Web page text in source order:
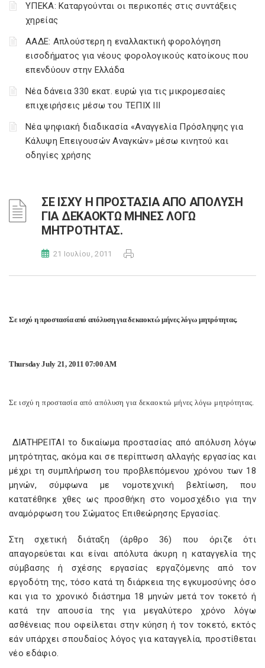
ΥΠΕΚΑ: Καταργούνται οι περικοπές στις συντάξεις
χηρείας
ΑΑΔΕ: Απλούστερη η εναλλακτική φορολόγηση
εισοδήματος για νέους φορολογικούς κατοίκους που
επενδύουν στην Ελλάδα
Νέα δάνεια 330 εκατ. ευρώ για τις μικρομεσαίες
επιχειρήσεις μέσω του ΤΕΠΙΧ ΙΙΙ
Νέα ψηφιακή διαδικασία «Αναγγελία Πρόσληψης για
Κάλυψη Επειγουσών Αναγκών» μέσω κινητού και
οδηγίες χρήσης
ΣΕ ΙΣΧΥ Η ΠΡΟΣΤΑΣΙΑ ΑΠΟ ΑΠΟΛΥΣΗ
ΓΙΑ ΔΕΚΑΟΚΤΩ ΜΗΝΕΣ ΛΟΓΩ
ΜΗΤΡΟΤΗΤΑΣ.
21 Ιουλίου, 2011
Σε ισχύ η προστασία από απόλυση για δεκαοκτώ μήνες λόγω μητρότητας.
Thursday July 21, 2011 07:00 AM
Σε ισχύ η προστασία από απόλυση για δεκαοκτώ μήνες λόγω μητρότητας.
ΔIATHPEITAI το δικαίωμα προστασίας από απόλυση λόγω
μητρότητας, ακόμα και σε περίπτωση αλλαγής εργασίας και
μέχρι τη συμπλήρωση του προβλεπόμενου χρόνου των 18
μηνών, σύμφωνα με νομοτεχνική βελτίωση, που
κατατέθηκε χθες ως προσθήκη στο νομοσχέδιο για την
αναμόρφωση του Σώματος Επιθεώρησης Εργασίας.
Στη σχετική διάταξη (άρθρο 36) που όριζε ότι
απαγορεύεται και είναι απόλυτα άκυρη η καταγγελία της
σύμβασης ή σχέσης εργασίας εργαζόμενης από τον
εργοδότη της, τόσο κατά τη διάρκεια της εγκυμοσύνης όσο
και για το χρονικό διάστημα 18 μηνών μετά τον τοκετό ή
κατά την απουσία της για μεγαλύτερο χρόνο λόγω
ασθένειας που οφείλεται στην κύηση ή τον τοκετό, εκτός
εάν υπάρχει σπουδαίος λόγος για καταγγελία, προστίθεται
νέο εδάφιο.